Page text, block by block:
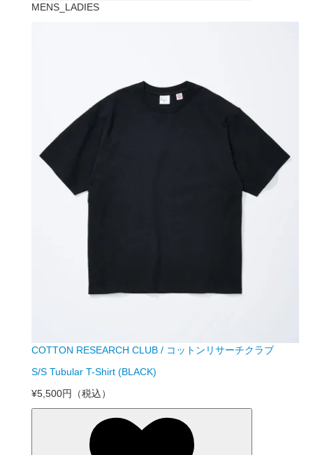
MENS_LADIES
COTTON RESEARCH CLUB / コットンリサーチクラブ
S/S Tubular T-Shirt (BLACK)
¥5,500円
（税込）